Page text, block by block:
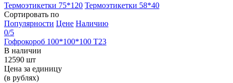
Термоэтикетки 75*120 Термоэтикетки 58*40
Сортировать по
Популярности Цене Наличию
0/5
Гофрокороб 100*100*100 Т23
В наличии
12590 шт
Цена за единицу
(в рублях)